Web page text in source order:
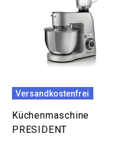
Versandkostenfrei
Küchenmaschine
PRESIDENT